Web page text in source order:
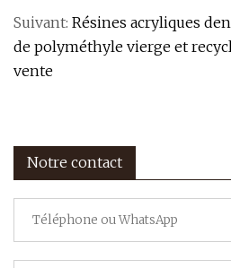
Suivant: Résines acryliques
de polyméthyle vierge et
vente
Notre contact